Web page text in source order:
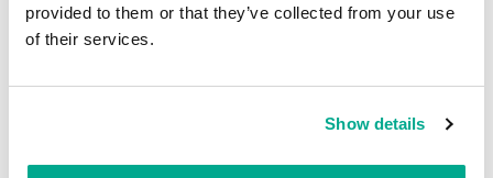
provided to them or that they’ve collected from your use
of their services.
Show details